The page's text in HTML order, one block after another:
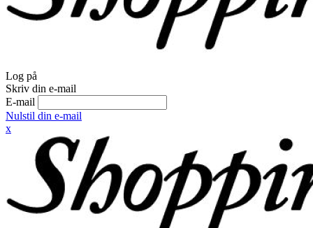
Log på
Skriv din e-mail
E-mail
Nulstil din e-mail
x